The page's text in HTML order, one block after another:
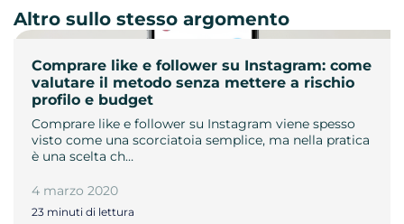
Comprare like e follower su Instagram: come
valutare il metodo senza mettere a rischio
profilo e budget
Comprare like e follower su Instagram viene spesso
visto come una scorciatoia semplice, ma nella pratica
è una scelta ch…
4 marzo 2020
23 minuti di lettura
Altro sullo stesso argomento